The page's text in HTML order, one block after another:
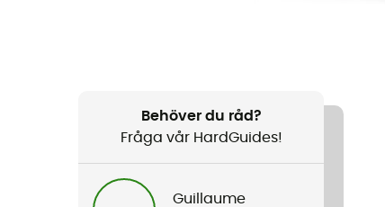
Behöver du råd?
Fråga vår HardGuides!
Guillaume